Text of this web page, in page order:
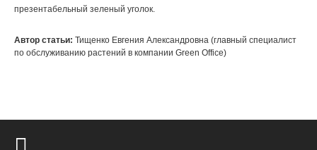
презентабельный зеленый уголок.
Автор статьи: Тищенко Евгения Александровна (главный специалист
по обслуживанию растений в компании Green Office)